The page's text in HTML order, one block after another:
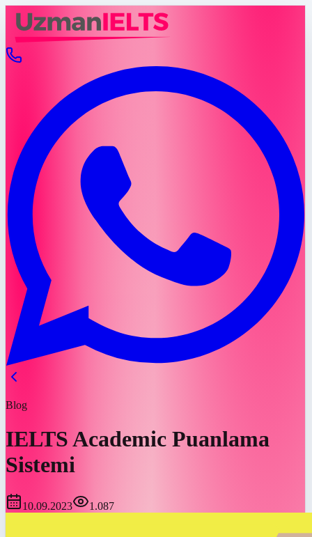
Blog
IELTS Academic Puanlama
Sistemi
10.09.2023 1.087